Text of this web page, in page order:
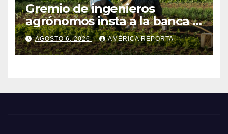
Gremio de ingenieros
agrónomos insta a la banca a
financiar la agricultura
familiar
AGOSTO 6, 2026 AMÉRICA REPORTA